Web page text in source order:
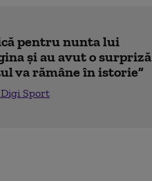
pentru nunta lui
și au avut o surpriză
va rămâne în istorie”
Sport